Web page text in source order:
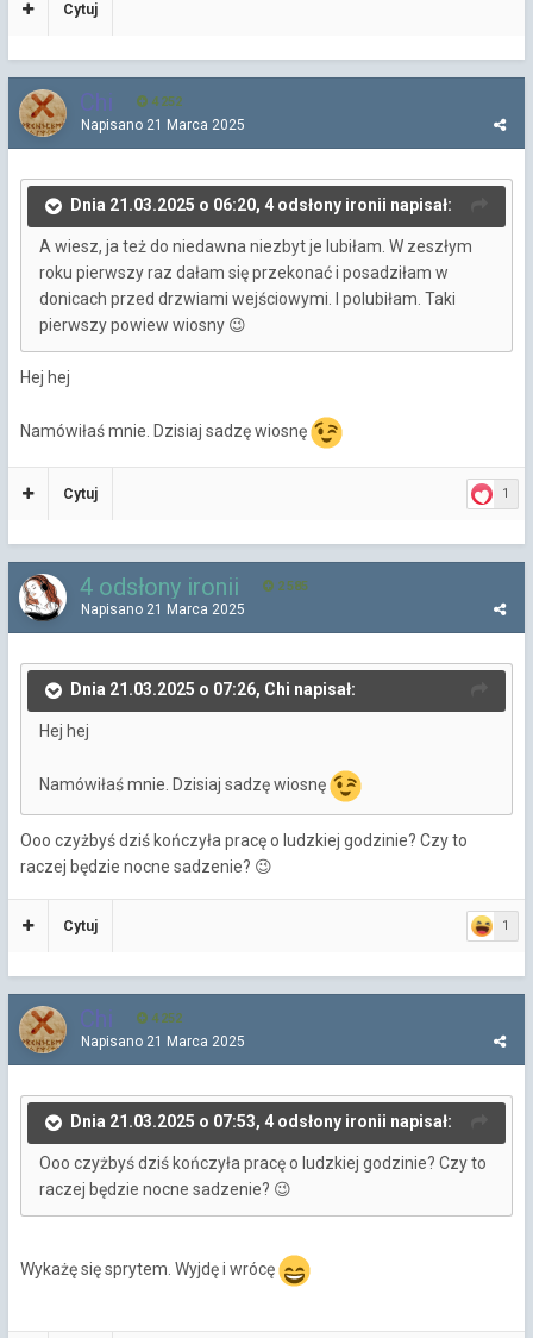
Cytuj
Chi 4 252
Napisano 21 Marca 2025
Dnia 21.03.2025 o 06:20, 4 odsłony ironii napisał:
A wiesz, ja też do niedawna niezbyt je lubiłam. W zeszłym
roku pierwszy raz dałam się przekonać i posadziłam w
donicach przed drzwiami wejściowymi. I polubiłam. Taki
pierwszy powiew wiosny 😉
Hej hej
Namówiłaś mnie. Dzisiaj sadzę wiosnę
1
Cytuj
4 odsłony ironii 2 585
Napisano 21 Marca 2025
Dnia 21.03.2025 o 07:26, Chi napisał:
Hej hej
Namówiłaś mnie. Dzisiaj sadzę wiosnę
Ooo czyżbyś dziś kończyła pracę o ludzkiej godzinie? Czy to
raczej będzie nocne sadzenie? 😉
1
Cytuj
Chi 4 252
Napisano 21 Marca 2025
Dnia 21.03.2025 o 07:53, 4 odsłony ironii napisał:
Ooo czyżbyś dziś kończyła pracę o ludzkiej godzinie? Czy to
raczej będzie nocne sadzenie? 😉
Wykażę się sprytem. Wyjdę i wrócę